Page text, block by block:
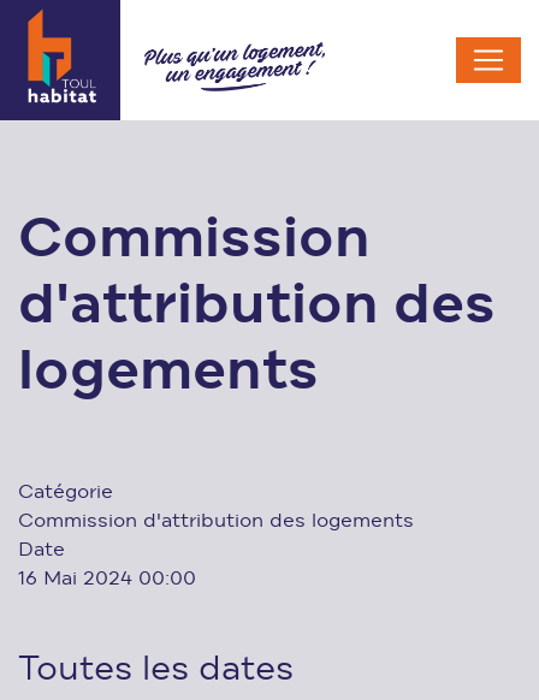
Commission
d'attribution des
logements
Catégorie
Commission d'attribution des logements
Date
16 Mai 2024 00:00
Toutes les dates